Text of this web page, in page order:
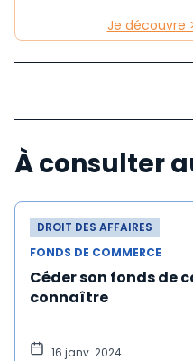
Je découvre
À consulter
DROIT DES AFFAIRES
FONDS DE COMMERCE
Céder son fonds de
connaître
16 janv. 2024